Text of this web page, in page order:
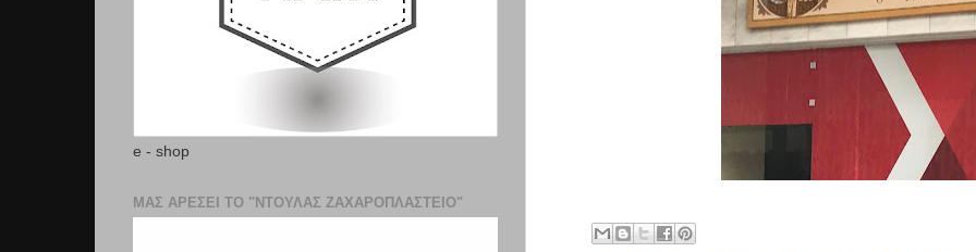
e - shop
ΜΑΣ ΑΡΕΣΕΙ ΤΟ "ΝΤΟΥΛΑΣ ΖΑΧΑΡΟΠΛΑΣΤΕΊΟ"